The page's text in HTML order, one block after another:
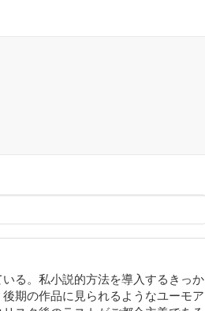
る。私小説的方法を導入するきっか
期の作品に見られるようなユーモア